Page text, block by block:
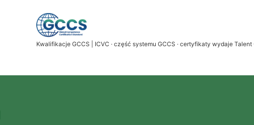
Kwalifikacje GCCS | ICVC · część systemu GCCS · certyfikaty wydaje